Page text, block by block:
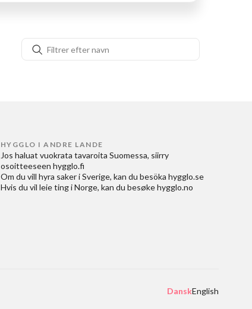
HYGGLO I ANDRE LANDE
Jos haluat vuokrata tavaroita Suomessa, siirry
osoitteeseen hygglo.fi
Om du vill hyra saker i Sverige, kan du besöka hygglo.se
Hvis du vil leie ting i Norge, kan du besøke hygglo.no
DanskEnglish